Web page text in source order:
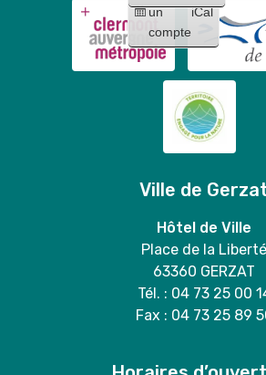
un
compte
iCal
Ville de
Hôtel de Ville
Place de la Liberté
63360 GERZAT
Tél. : 04 73 25 00
Fax : 04 73 25 89